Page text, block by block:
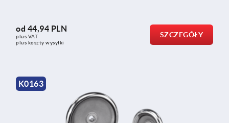
od 44,94 PLN
plus VAT
plus koszty wysyłki
SZCZEGÓŁY
K0163